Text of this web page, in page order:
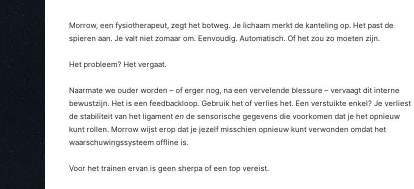
Morrow, een fysiotherapeut, zegt het botweg. Je lichaam merkt de kanteling op. Het past de
spieren aan. Je valt niet zomaar om. Eenvoudig. Automatisch. Of het zou zo moeten zijn.
Het probleem? Het vergaat.
Naarmate we ouder worden – of erger nog, na een vervelende blessure – vervaagt dit interne
bewustzijn. Het is een feedbackloop. Gebruik het of verlies het. Een verstuikte enkel? Je verliest
de stabiliteit van het ligament en de sensorische gegevens die voorkomen dat je het opnieuw
kunt rollen. Morrow wijst erop dat je jezelf misschien opnieuw kunt verwonden omdat het
waarschuwingssysteem offline is.
Voor het trainen ervan is geen sherpa of een top vereist.